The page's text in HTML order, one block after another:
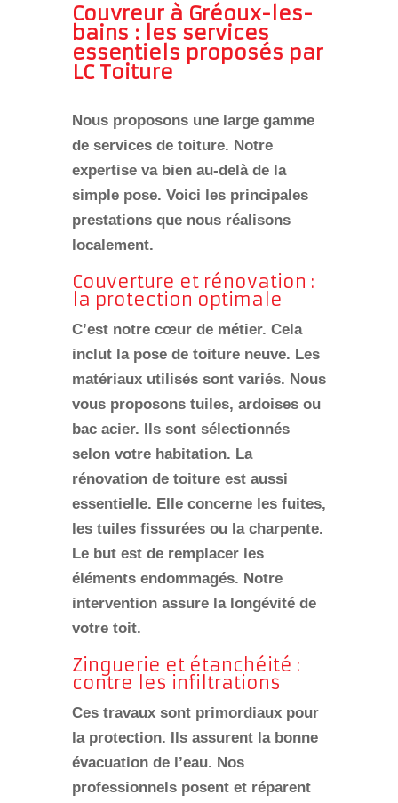
Couvreur à Gréoux-les-
bains : les services
essentiels proposés par
LC Toiture
Nous proposons une large gamme
de services de toiture. Notre
expertise va bien au-delà de la
simple pose. Voici les principales
prestations que nous réalisons
localement.
Couverture et rénovation :
la protection optimale
C’est notre cœur de métier. Cela
inclut la pose de toiture neuve. Les
matériaux utilisés sont variés. Nous
vous proposons tuiles, ardoises ou
bac acier. Ils sont sélectionnés
selon votre habitation. La
rénovation de toitureest aussi
essentielle. Elle concerne les fuites,
les tuiles fissurées ou la charpente.
Le but est de remplacer les
éléments endommagés. Notre
intervention assure la longévité de
votre toit.
Zinguerie et étanchéité :
contre les infiltrations
Ces travaux sont primordiaux pour
la protection. Ils assurent la bonne
évacuation de l’eau. Nos
professionnels posent et réparent